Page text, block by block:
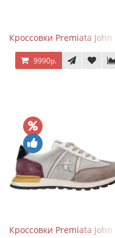
Кроссовки Premiata
9990р.
Кроссовки Premiata John